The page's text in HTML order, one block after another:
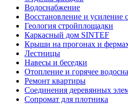
Водоснабжение
Восстановление и усиление
Геология стройплощадки
Каркасный дом SINTEF
Крыши на прогонах и
Лестницы
Навесы и беседки
Отопление и горячее
Ремонт квартиры
Соединения деревянных
Сопромат для плотника